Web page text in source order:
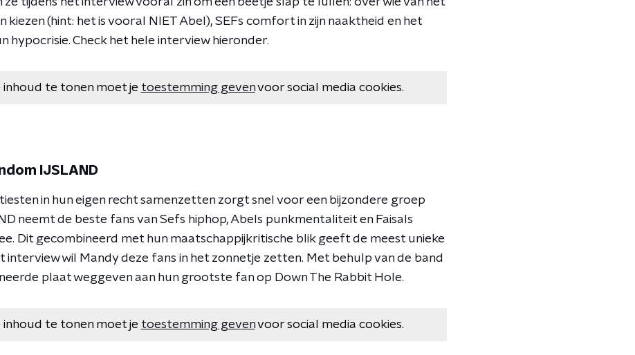
kiezen (hint: het is vooral NIET Abel), SEFs comfort in zijn naaktheid en het
hypocrisie. Check het hele interview hieronder.
inhoud te tonen moet je toestemming gevenvoor social media cookies.
IJSLAND
in hun eigen recht samenzetten zorgt snel voor een bijzondere groep
neemt de beste fans van Sefs hiphop, Abels punkmentaliteit en Faisals
Dit gecombineerd met hun maatschappijkritische blik geeft de meest unieke
interview wil Mandy deze fans in het zonnetje zetten. Met behulp van de band
plaat weggeven aan hun grootste fan op Down The Rabbit Hole.
inhoud te tonen moet je toestemming gevenvoor social media cookies.